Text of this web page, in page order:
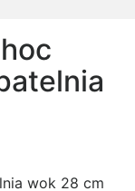
wok 28 cm